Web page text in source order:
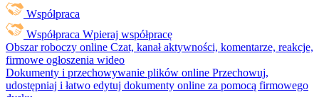
Współpraca
Współpraca Wpieraj współpracę
Obszar roboczy online Czat, kanał aktywności, komentarze, reakcje,
firmowe ogłoszenia wideo
Dokumenty i przechowywanie plików online Przechowuj,
udostępniaj i łatwo edytuj dokumenty online za pomocą firmowego